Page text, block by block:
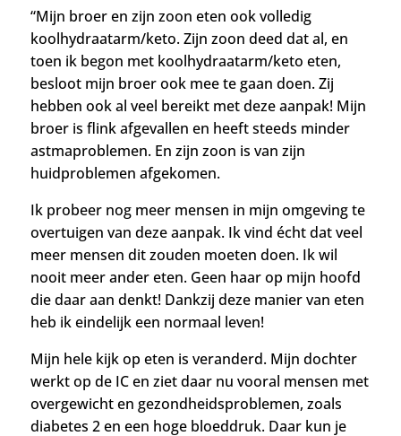
“Mijn broer en zijn zoon eten ook volledig
koolhydraatarm/keto. Zijn zoon deed dat al, en
toen ik begon met koolhydraatarm/keto eten,
besloot mijn broer ook mee te gaan doen. Zij
hebben ook al veel bereikt met deze aanpak! Mijn
broer is flink afgevallen en heeft steeds minder
astmaproblemen. En zijn zoon is van zijn
huidproblemen afgekomen.
Ik probeer nog meer mensen in mijn omgeving te
overtuigen van deze aanpak. Ik vind écht dat veel
meer mensen dit zouden moeten doen. Ik wil
nooit meer ander eten. Geen haar op mijn hoofd
die daar aan denkt! Dankzij deze manier van eten
heb ik eindelijk een normaal leven!
Mijn hele kijk op eten is veranderd. Mijn dochter
werkt op de IC en ziet daar nu vooral mensen met
overgewicht en gezondheidsproblemen, zoals
diabetes 2 en een hoge bloeddruk. Daar kun je